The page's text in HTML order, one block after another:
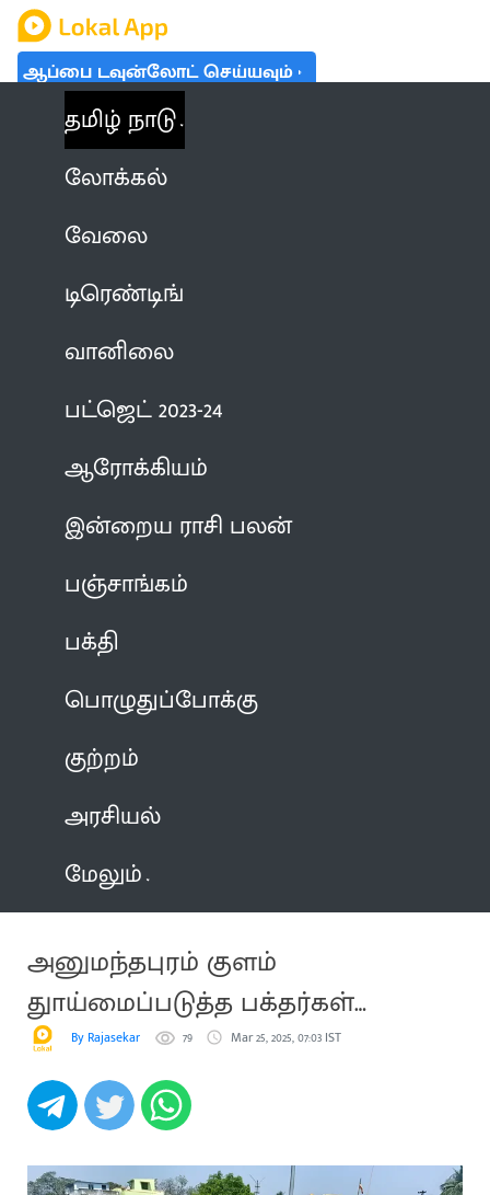
ஆப்பை டவுன்லோட் செய்யவும்
தமிழ் நாடு
லோக்கல்
வேலை
டிரெண்டிங்
வானிலை
பட்ஜெட் 2023-24
ஆரோக்கியம்
இன்றைய ராசி பலன்
பஞ்சாங்கம்
பக்தி
பொழுதுப்போக்கு
குற்றம்
அரசியல்
மேலும்
அனுமந்தபுரம் குளம்
துாய்மைப்படுத்த பக்தர்கள்
கோரிக்கை
By Rajasekar 79 Mar 25, 2025, 07:03 IST